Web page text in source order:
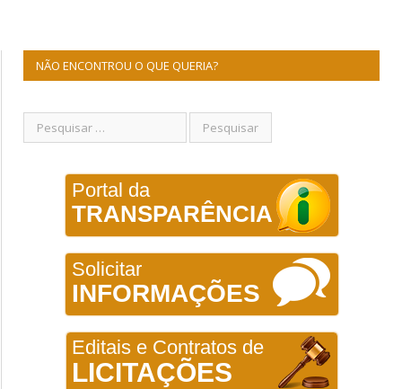
NÃO ENCONTROU O QUE QUERIA?
Portal da
TRANSPARÊNCIA
Solicitar
INFORMAÇÕES
Editais e Contratos de
LICITAÇÕES